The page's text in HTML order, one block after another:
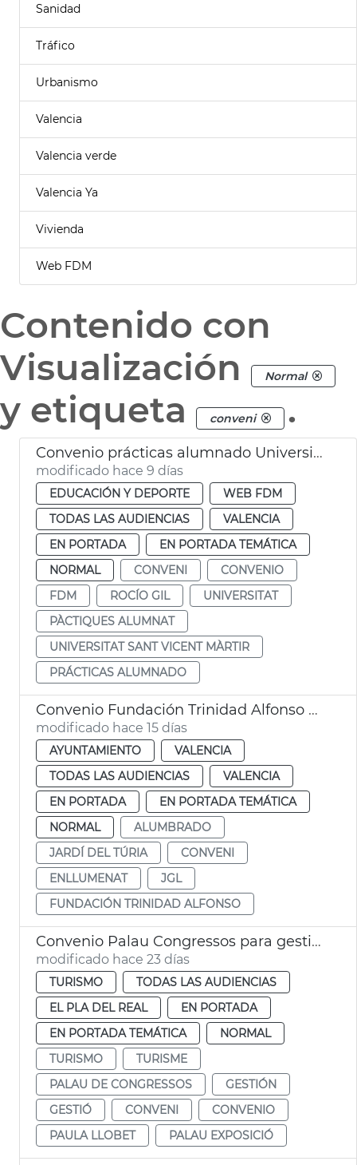
Sanidad
Tráfico
Urbanismo
Valencia
Valencia verde
Valencia Ya
Vivienda
Web FDM
Contenido con
Visualización
Normal
y etiqueta conveni .
Convenio prácticas alumnado Universidad Católica FDM València
modificado hace 9 días
EDUCACIÓN Y DEPORTE
WEB FDM
TODAS LAS AUDIENCIAS
VALENCIA
EN PORTADA
EN PORTADA TEMÁTICA
NORMAL
CONVENI
CONVENIO
FDM
ROCÍO GIL
UNIVERSITAT
PÀCTIQUES ALUMNAT
UNIVERSITAT SANT VICENT MÀRTIR
PRÁCTICAS ALUMNADO
Convenio Fundación Trinidad Alfonso alumbrado ornamental Jardín del Turia
modificado hace 15 días
AYUNTAMIENTO
VALENCIA
TODAS LAS AUDIENCIAS
VALENCIA
EN PORTADA
EN PORTADA TEMÁTICA
NORMAL
ALUMBRADO
JARDÍ DEL TÚRIA
CONVENI
ENLLUMENAT
JGL
FUNDACIÓN TRINIDAD ALFONSO
Convenio Palau Congressos para gestión Palau Exposició
modificado hace 23 días
TURISMO
TODAS LAS AUDIENCIAS
EL PLA DEL REAL
EN PORTADA
EN PORTADA TEMÁTICA
NORMAL
TURISMO
TURISME
PALAU DE CONGRESSOS
GESTIÓN
GESTIÓ
CONVENI
CONVENIO
PAULA LLOBET
PALAU EXPOSICIÓ